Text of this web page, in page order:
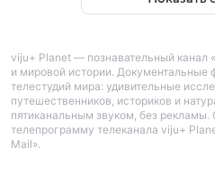
viju+ Planet — познавательный канал
и мировой истории.
телестудий мира: удивительные
путешественников, историков и
пятиканальным звуком, без
телепрограмму телеканала viju+
Mail».